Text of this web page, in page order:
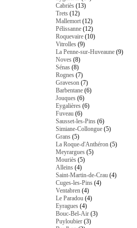
Cabriès (13)
Trets (12)
Mallemort (12)
Pélissanne (12)
Roquevaire (10)
Vitrolles (9)
La Penne-sur-Huveaune (9)
Noves (8)
Sénas (8)
Rognes (7)
Graveson (7)
Barbentane (6)
Jouques (6)
Eygalières (6)
Fuveau (6)
Sausset-les-Pins (6)
Simiane-Collongue (5)
Grans (5)
La Roque-d'Anthéron (5)
Meyrargues (5)
Mouriès (5)
Alleins (4)
Saint-Martin-de-Crau (4)
Cuges-les-Pins (4)
Ventabren (4)
Le Paradou (4)
Eyragues (4)
Bouc-Bel-Air (3)
Puyloubier (3)